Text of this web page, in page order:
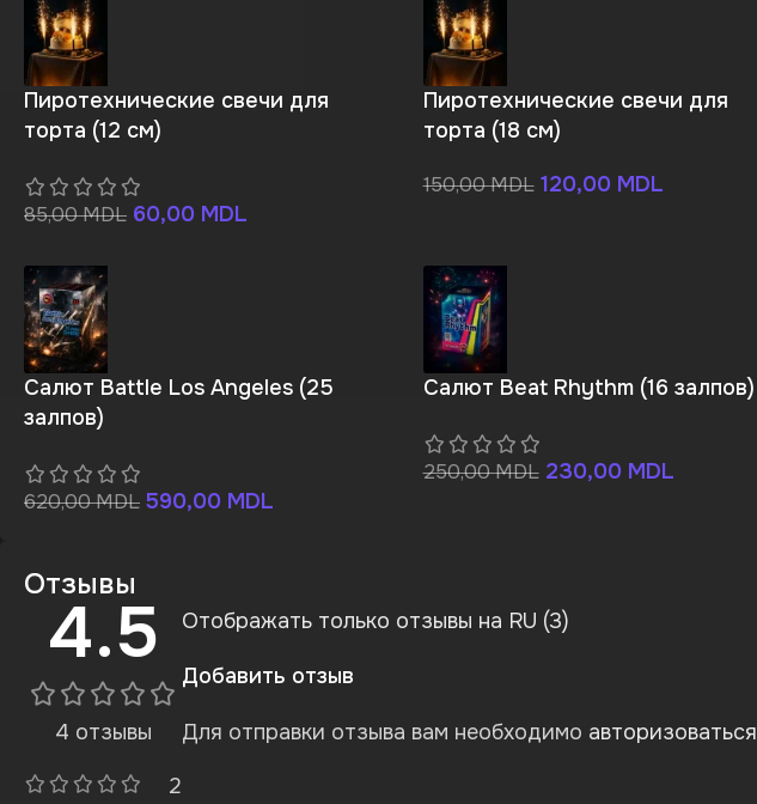
Пиротехнические свечи для
торта (12 см)
85,00MDL 60,00 MDL
Пиротехнические свечи для
торта (18 см)
150,00MDL 120,00 MDL
Салют Battle Los Angeles (25
залпов)
620,00MDL 590,00 MDL
Салют Beat Rhythm (16 залпов)
250,00MDL 230,00 MDL
Отзывы
4.5
4 отзывы
2
Отображать только отзывы на RU (3)
Добавить отзыв
Для отправки отзыва вам необходимо авторизоваться